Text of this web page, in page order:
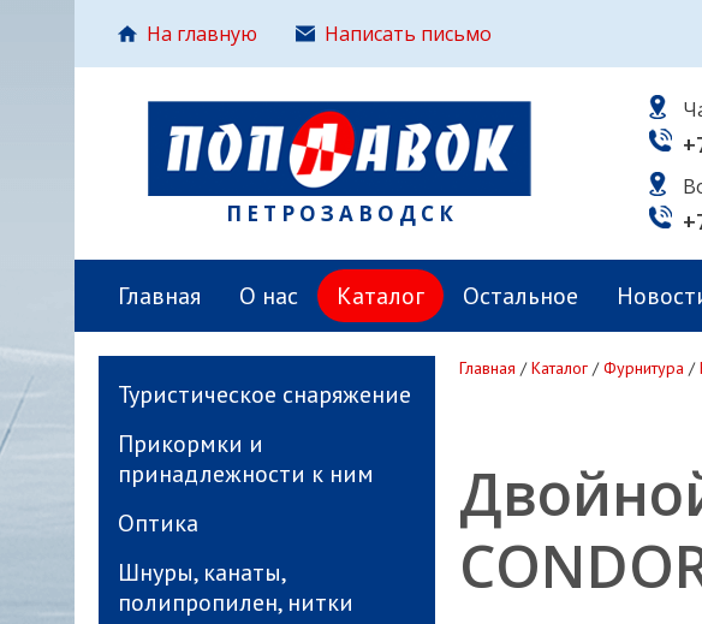
На главную Написать письмо
ПЕТРОЗАВОДСК
Главная О нас Каталог Остальное
Туристическое снаряжение
Прикормки и
принадлежности к ним
Оптика
Шнуры, канаты,
полипропилен, нитки
Главная /Каталог /Фурнитура /